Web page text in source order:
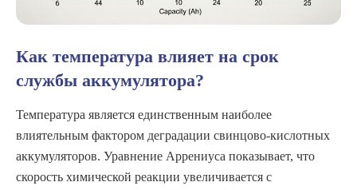
Как температура влияет на срок
службы аккумулятора?
Температура является единственным наиболее
влиятельным фактором деградации свинцово-кислотных
аккумуляторов. Уравнение Аррениуса показывает, что
скорость химической реакции увеличивается с